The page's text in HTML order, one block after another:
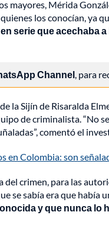
mayores, Mérida
los conocían, ya
serie que acechaba
Channel, para
la Sijín de Risaralda
de criminalista.“No
comentó el
en Colombia: son
del crimen, para las
se sabía era que había
y que nunca lo